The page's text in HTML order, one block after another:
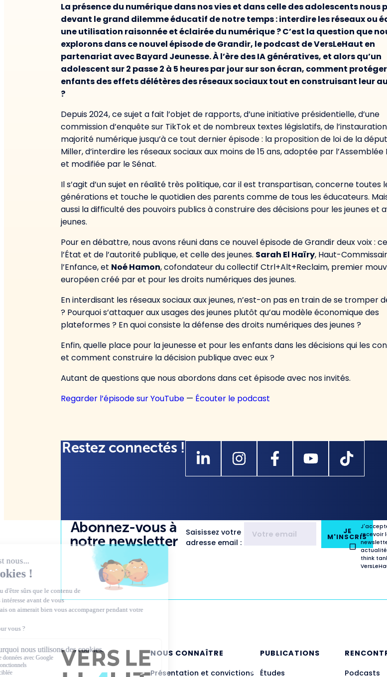
La présence du numérique dans nos vies et dans celle des adolescents nous
devant le grand dilemme éducatif de notre temps : interdire les réseaux ou
une utilisation raisonnée et éclairée du numérique ? C’est la question que
explorons dans ce nouvel épisode de Grandir, le podcast de VersLeHaut en
partenariat avec Bayard Jeunesse. À l’ère des IA génératives, et alors qu’un
adolescent sur 2 passe 2 à 5 heures par jour sur son écran, comment
enfants des effets délétères des réseaux sociaux tout en construisant leur
?
Depuis 2024, ce sujet a fait l’objet de rapports, d’une initiative présidentielle, d’une
commission d’enquête sur TikTok et de nombreux textes législatifs, de
majorité numérique jusqu’à ce tout dernier épisode : la proposition de loi de la
Miller, d’interdire les réseaux sociaux aux moins de 15 ans, adoptée par
et modifiée par le Sénat.
Il s’agit d’un sujet en réalité très politique, car il est transpartisan, concerne toutes
générations et touche le quotidien des parents comme de tous les éducateurs.
aussi la difficulté des pouvoirs publics à construire des décisions pour les jeunes et
jeunes.
Pour en débattre, nous avons réuni dans ce nouvel épisode de Grandir deux voix :
l’État et de l’autorité publique, et celle des jeunes. Sarah El Haïry, Haut-
l’Enfance, et Noé Hamon, cofondateur du collectif Ctrl+Alt+Reclaim, premier
européen créé par et pour les droits numériques des jeunes.
En interdisant les réseaux sociaux aux jeunes, n’est-on pas en train de se tromper
? Pourquoi s’attaquer aux usages des jeunes plutôt qu’au modèle économique des
plateformes ? En quoi consiste la défense des droits numériques des jeunes ?
Enfin, quelle place pour la jeunesse et pour les enfants dans les décisions qui les
et comment construire la décision publique avec eux ?
Autant de questions que nous abordons dans cet épisode avec nos invités.
Regarder l’épisode sur YouTube — Écouter le podcast
Restez connectés !
Abonnez-vous à
notre newsletter
Saisissez votre
adresse email :
JE
M'INSCRISrecevoir
think
NOUS CONNAÎTRE
Présentation et convictions
PUBLICATIONS
Études
Podcasts